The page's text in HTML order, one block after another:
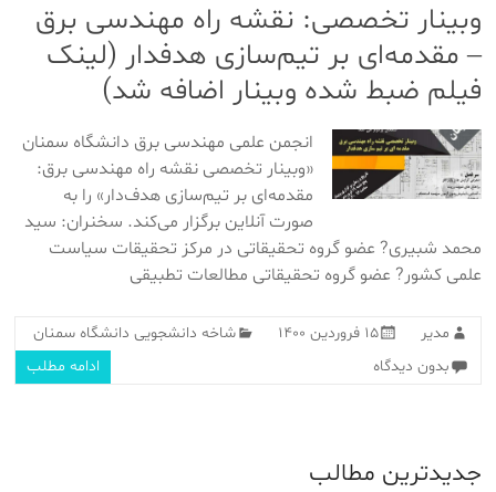
وبینار تخصصی: نقشه راه مهندسی برق
– مقدمه‌ای بر تیم‌سازی هدفدار (لینک
فیلم ضبط شده وبینار اضافه شد)
انجمن علمی مهندسی برق دانشگاه سمنان
«وبینار تخصصی نقشه راه مهندسی برق:
مقدمه‌ای بر تیم‌سازی هدف‌دار» را به
صورت آنلاین برگزار می‌کند. سخنران: سید
محمد شبیری? عضو گروه تحقیقاتی در مرکز تحقیقات سیاست
علمی کشور? عضو گروه تحقیقاتی مطالعات تطبیقی
مدیر ۱۵ فروردین ۱۴۰۰
شاخه دانشجویی دانشگاه سمنان
بدون دیدگاه
ادامه مطلب
جدیدترین مطالب